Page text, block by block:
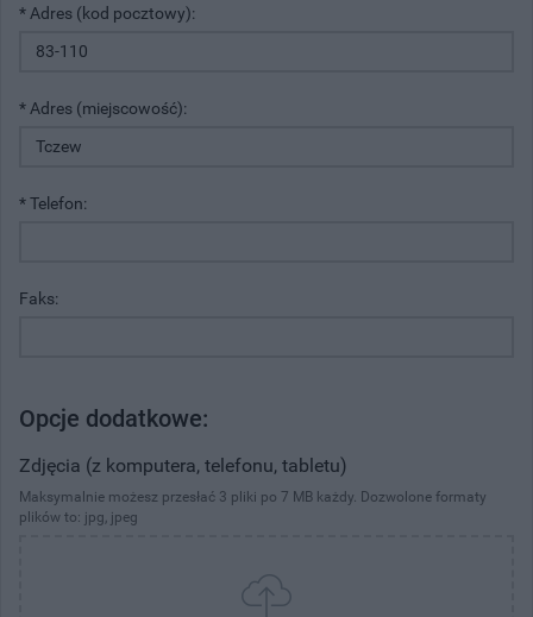
* Adres (kod pocztowy):
* Adres (miejscowość):
* Telefon:
Faks:
Opcje dodatkowe:
Zdjęcia (z komputera, telefonu, tabletu)
Maksymalnie możesz przesłać 3 pliki po 7 MB każdy. Dozwolone formaty
plików to: jpg, jpeg